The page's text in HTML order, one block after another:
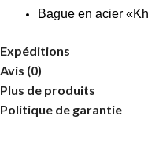
Bague en acier
Expéditions
Avis (0)
Plus de produits
Politique de garantie